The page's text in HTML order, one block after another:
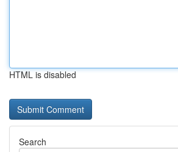
HTML is disabled
Search